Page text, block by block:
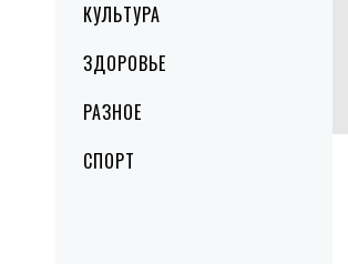
КУЛЬТУРА
ЗДОРОВЬЕ
РАЗНОЕ
СПОРТ